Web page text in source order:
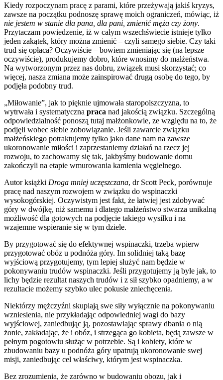
Kiedy rozpoczynam pracę z parami, które przeżywają jakiś kryzys,
zawsze na początku podnoszę sprawę moich ograniczeń, mówiąc, iż
nie jestem w stanie dla pana, dla pani, zmienić męża czy żony.
Przytaczam powiedzenie, iż w całym wszechświecie istnieje tylko
jeden zakątek, który można zmienić – czyli samego siebie. Czy taki
trud się opłaca? Oczywiście – bowiem zmieniając się (na lepsze
oczywiście), produkujemy dobro, które wnosimy do małżeństwa.
Na wytworzonym przez nas dobru, związek musi skorzystać; co
więcej, nasza zmiana może zainspirować drugą osobę do tego, by
podjęła podobny trud.
„Miłowanie”, jak to pięknie ujmowała staropolszczyzna, to
wytrwała i systematyczna praca nad jakością związku. Szczególną
odpowiedzialność ponoszą tutaj małżonkowie, ze względu na to, że
podjęli wobec siebie zobowiązanie. Jeśli zawarcie związku
małżeńskiego potraktujemy tylko jako dane nam na zawsze
ukoronowanie miłości i zaprzestaniemy działań na rzecz jej
rozwoju, to zachowamy się tak, jakbyśmy budowanie domu
zakończyli na etapie wmurowania kamienia węgielnego.
Autor książki Droga mniej uczęszczana, dr Scott Peck, porównuje
pracę nad naszym rozwojem w związku do wspinaczki
wysokogórskiej. Oczywistym jest fakt, że łatwiej jest zdobywać
góry w dwójkę, niż samemu i dlatego małżeństwo stwarza unikalną
możliwość dla gotowych na podjęcie takiego wysiłku i na
wzajemne wspieranie się w tym dziele.
By przygotować się do efektywnej wspinaczki, trzeba wpierw
przygotować obóz u podnóża góry. Im solidniej taką bazę
wyjściową przygotujemy, tym lepiej służyć nam będzie w
pokonywaniu trudów wspinaczki. Jeśli przygotujemy ją byle jak, to
lichy będzie rezultat naszych trudów i z sił szybko opadniemy, a w
rezultacie możemy szybko ulec pokusie zniechęcenia.
Niektórzy mężczyźni skupiają swe siły wyłącznie na pokonywaniu
wzniesienia, nie przykładając odpowiedniej wagi do bazy
wyjściowej, zaniedbując ją, pozostawiając sprawy dbania o nią
żonie, zakładając, że i obóz, i strzegąca go kobieta, będą zawsze w
pełnym pogotowiu służąc w potrzebie. Są i kobiety, które w
zbudowaniu bazy u podnóża góry upatrują ukoronowanie swej
misji, zaniedbując cel właściwy, którym jest wspinaczka.
Bez zrozumienia, że zarówno w budowaniu obozu, jak i